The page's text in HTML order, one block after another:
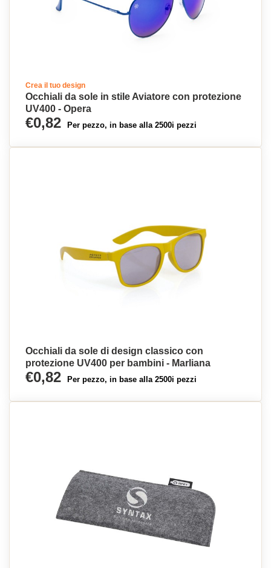
Crea il tuo design
Occhiali da sole in stile Aviatore con protezione
UV400 - Opera
€0,82 Per pezzo, in base alla 2500i pezzi
Occhiali da sole di design classico con
protezione UV400 per bambini - Marliana
€0,82 Per pezzo, in base alla 2500i pezzi